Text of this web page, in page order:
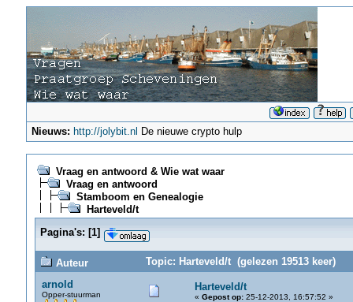
Nieuws: http://jolybit.nl De nieuwe crypto hulp
Vraag en antwoord & Wie wat waar
Vraag en antwoord
Stamboom en Genealogie
Harteveld/t
Pagina's: [1]
Auteur
Topic: Harteveld/t (gelezen 19513 keer)
arnold
Opper-stuurman
Harteveld/t
« Gepost op:25-12-2013, 16:57:52 »